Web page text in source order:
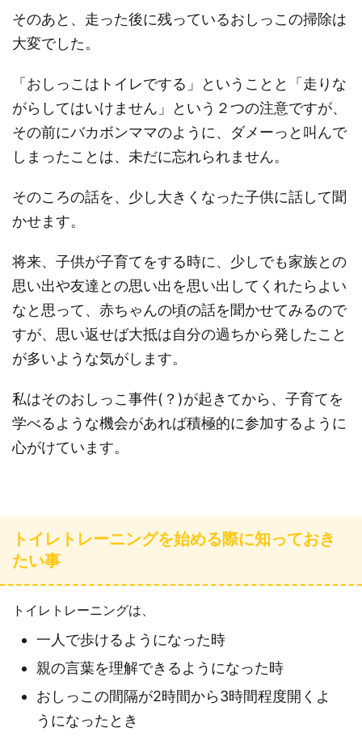
そのあと、走った後に残っているおしっこの掃除は
大変でした。
「おしっこはトイレでする」ということと「走りな
がらしてはいけません」という２つの注意ですが、
その前にバカボンママのように、ダメーっと叫んで
しまったことは、未だに忘れられません。
そのころの話を、少し大きくなった子供に話して聞
かせます。
将来、子供が子育てをする時に、少しでも家族との
思い出や友達との思い出を思い出してくれたらよい
なと思って、赤ちゃんの頃の話を聞かせてみるので
すが、思い返せば大抵は自分の過ちから発したこと
が多いような気がします。
私はそのおしっこ事件(？)が起きてから、子育てを
学べるような機会があれば積極的に参加するように
心がけています。
トイレトレーニングを始める際に知っておき
たい事
トイレトレーニングは、
一人で歩けるようになった時
親の言葉を理解できるようになった時
おしっこの間隔が2時間から3時間程度開くよ
うになったとき